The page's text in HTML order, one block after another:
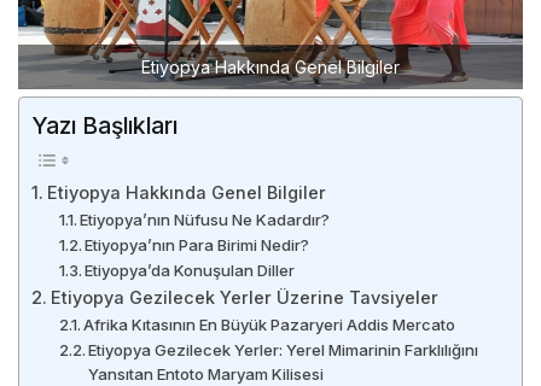
Etiyopya Hakkında Genel Bilgiler
Yazı Başlıkları
Etiyopya Hakkında Genel Bilgiler
Etiyopya’nın Nüfusu Ne Kadardır?
Etiyopya’nın Para Birimi Nedir?
Etiyopya’da Konuşulan Diller
Etiyopya Gezilecek Yerler Üzerine Tavsiyeler
Afrika Kıtasının En Büyük Pazaryeri Addis Mercato
Etiyopya Gezilecek Yerler: Yerel Mimarinin Farklılığını
Yansıtan Entoto Maryam Kilisesi